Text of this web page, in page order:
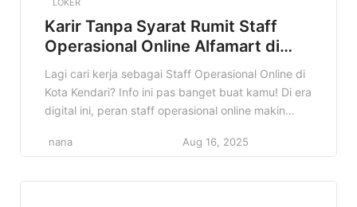
LOKER
Karir Tanpa Syarat Rumit Staff
Operasional Online Alfamart di
Kota Kendari Terbaru
Lagi cari kerja sebagai Staff Operasional Online di
Kota Kendari? Info ini pas banget buat kamu! Di era
digital ini, peran staff operasional online makin
buat kamu yang berdomisili di Kendari dan
nana Aug 16, 2025